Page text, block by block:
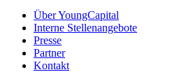
Über YoungCapital
Interne Stellenangebote
Presse
Partner
Kontakt